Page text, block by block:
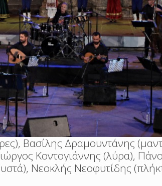
Βασίλης Δραμουντάνης
Κοντογιάννης (λύρα),
Νεοκλής Νεοφυτίδης